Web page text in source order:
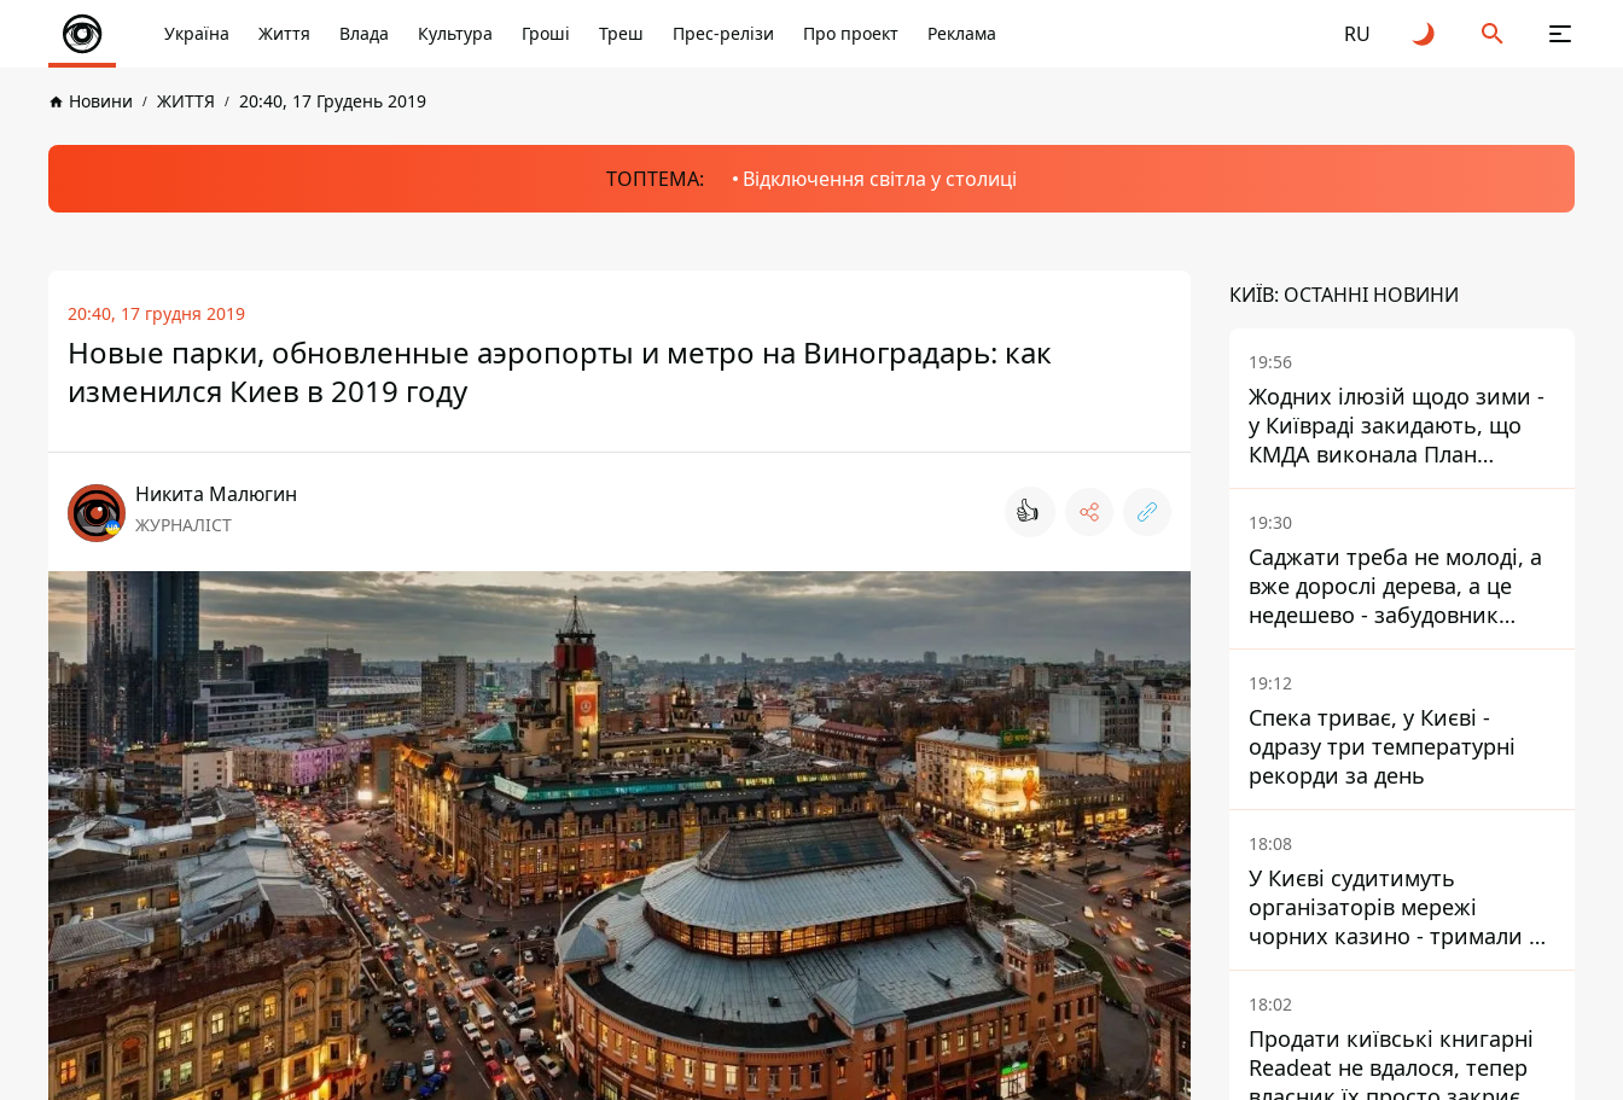
Україна Життя Влада Культура Гроші Треш Прес-релізи Про проект Реклама RU
Новини ЖИТТЯ 20:40, 17 Грудень 2019
ТОПТЕМА: Відключення світла у столиці
20:40, 17 грудня 2019
Новые парки, обновленные аэропорты и метро на Виноградарь: как
изменился Киев в 2019 году
Никита Малюгин
ЖУРНАЛІСТ 👍
КИЇВ: ОСТАННІ НОВИНИ
19:56
Жодних ілюзій щодо зими -
у Київраді закидають, що
КМДА виконала План
стійкості на 20%
19:30
Саджати треба не молоді, а
вже дорослі дерева, а це
недешево - забудовник
Ніконов
19:12
Спека триває, у Києві -
одразу три температурні
рекорди за день
18:08
У Києві судитимуть
організаторів мережі
чорних казино - тримали 39
закладів
18:02
Продати київські книгарні
Readeat не вдалося, тепер